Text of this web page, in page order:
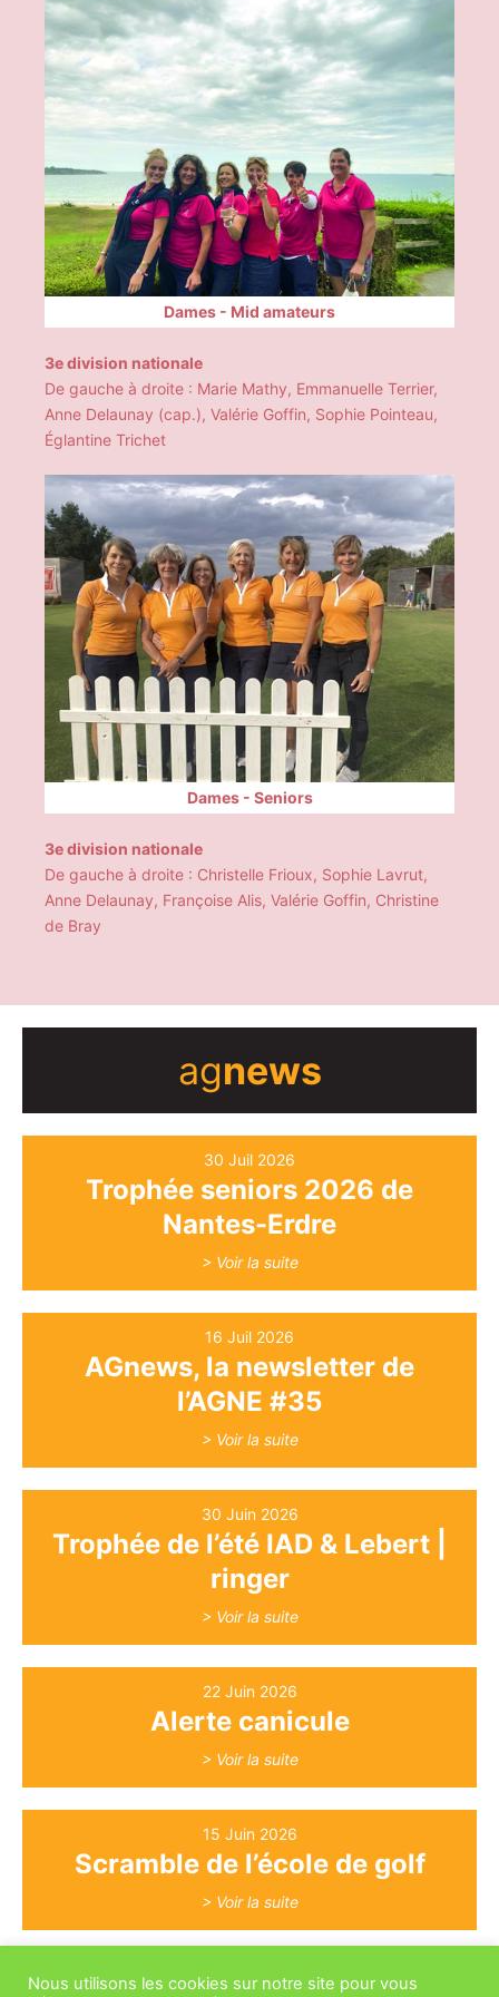
agnews
30 Juil 2026
Trophée seniors 2026 de
Nantes-Erdre
> Voir la suite
16 Juil 2026
AGnews, la newsletter de
l’AGNE #35
> Voir la suite
30 Juin 2026
Trophée de l’été IAD & Lebert |
ringer
> Voir la suite
22 Juin 2026
Alerte canicule
> Voir la suite
15 Juin 2026
Scramble de l’école de golf
> Voir la suite
> Toutes les autres agnews
Dames - Mid amateurs
3e division nationale
De gauche à droite : Marie Mathy, Emmanuelle Terrier,
Anne Delaunay (cap.), Valérie Goffin, Sophie Pointeau,
Églantine Trichet
Dames - Seniors
3e division nationale
De gauche à droite : Christelle Frioux, Sophie Lavrut,
Anne Delaunay, Françoise Alis, Valérie Goffin, Christine
de Bray
Nous utilisons les cookies sur notre site pour vous